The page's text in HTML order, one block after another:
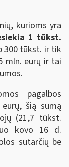
kurioms yra
1 tūkst.
300 tūkst. ir tik
mln. eurų ir tai
pagalbos
šią sumą
(21,7 tūkst.
kovo 16 d.
sutarčių be